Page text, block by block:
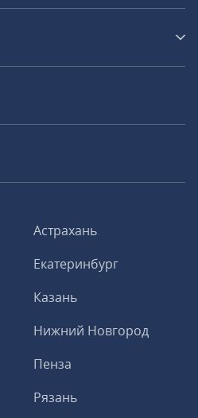
Астрахань
Екатеринбург
Казань
Нижний Новгород
Пенза
Рязань